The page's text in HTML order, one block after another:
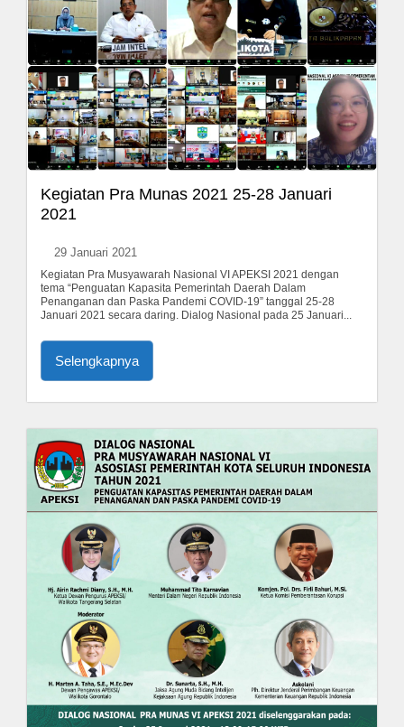
Kegiatan Pra Munas 2021 25-28 Januari
2021
29 Januari 2021
Kegiatan Pra Musyawarah Nasional VI APEKSI 2021 dengan
tema “Penguatan Kapasita Pemerintah Daerah Dalam
Penanganan dan Paska Pandemi COVID-19” tanggal 25-28
Januari 2021 secara daring. Dialog Nasional pada 25 Januari...
Selengkapnya